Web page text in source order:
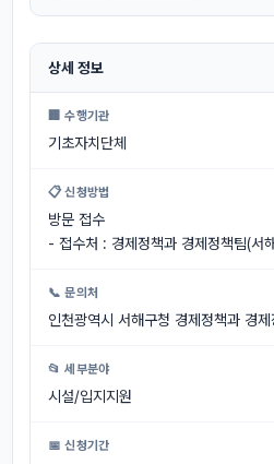
상세 정보
🏢 수행기관
기초자치단체
📋 신청방법
방문 접수
- 접수처 : 경제정책과 경제정책팀(서
📞 문의처
인천광역시 서해구청 경제정책과
📂 세부분야
시설/입지지원
📅 신청기간